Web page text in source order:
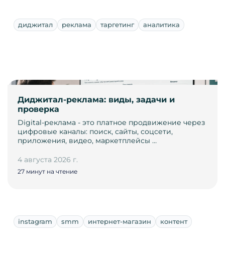
диджитал реклама таргетинг аналитика
Диджитал-реклама: виды, задачи и
проверка
Digital-реклама - это платное продвижение через
цифровые каналы: поиск, сайты, соцсети,
приложения, видео, маркетплейсы …
4 августа 2026 г.
27 минут на чтение
instagram smm интернет-магазин контент